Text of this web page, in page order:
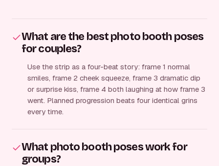
What are the best photo booth poses
for couples?
Use the strip as a four-beat story: frame 1 normal
smiles, frame 2 cheek squeeze, frame 3 dramatic dip
or surprise kiss, frame 4 both laughing at how frame 3
went. Planned progression beats four identical grins
every time.
What photo booth poses work for
groups?